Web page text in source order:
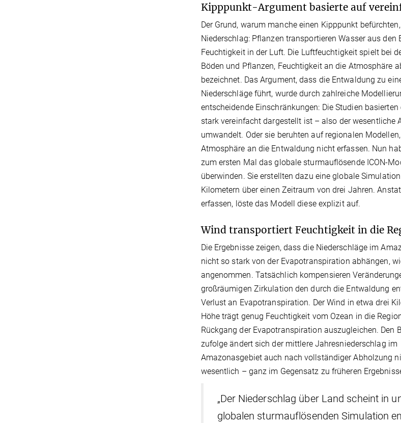
Kipppunkt-Argument basierte auf
Der Grund, warum manche einen Kipppunkt
Niederschlag: Pflanzen transportieren Wasser aus
Feuchtigkeit in der Luft. Die Luftfeuchtigkeit spielt bei
Böden und Pflanzen, Feuchtigkeit an die Atmosphäre
bezeichnet. Das Argument, dass die Entwaldung zu
Niederschläge führt, wurde durch zahlreiche
entscheidende Einschränkungen: Die Studien
stark vereinfacht dargestellt ist – also der wesentliche
umwandelt. Oder sie beruhten auf regionalen
Atmosphäre an die Entwaldung nicht erfassen. Nun
zum ersten Mal das globale sturmauflösende ICON-
überwinden. Sie erstellten dazu eine globale
Kilometern über einen Zeitraum von drei Jahren.
erfassen, löste das Modell diese explizit auf.
Wind transportiert Feuchtigkeit in die
Die Ergebnisse zeigen, dass die Niederschläge im
nicht so stark von der Evapotranspiration abhängen,
angenommen. Tatsächlich kompensieren
großräumigen Zirkulation den durch die Entwaldung
Verlust an Evapotranspiration. Der Wind in etwa drei
Höhe trägt genug Feuchtigkeit vom Ozean in die
Rückgang der Evapotranspiration auszugleichen. Den
zufolge ändert sich der mittlere Jahresniederschlag im
Amazonasgebiet auch nach vollständiger Abholzung
wesentlich – ganz im Gegensatz zu früheren
„Der Niederschlag über Land scheint in
globalen sturmauflösenden Simulation